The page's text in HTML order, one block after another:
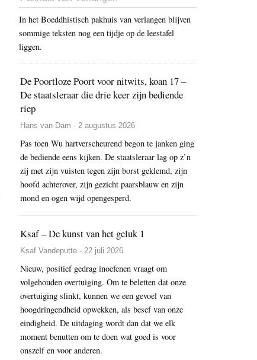
In het Boeddhistisch pakhuis van verlangen blijven
sommige teksten nog een tijdje op de leestafel
liggen.
De Poortloze Poort voor nitwits, koan 17 –
De staatsleraar die drie keer zijn bediende
riep
Hans van Dam - 2 augustus 2026
Pas toen Wu hartverscheurend begon te janken ging
de bediende eens kijken. De staatsleraar lag op z’n
zij met zijn vuisten tegen zijn borst geklemd, zijn
hoofd achterover, zijn gezicht paarsblauw en zijn
mond en ogen wijd opengesperd.
Ksaf – De kunst van het geluk 1
Ksaf Vandeputte - 22 juli 2026
Nieuw, positief gedrag inoefenen vraagt om
volgehouden overtuiging. Om te beletten dat onze
overtuiging slinkt, kunnen we een gevoel van
hoogdringendheid opwekken, als besef van onze
eindigheid. De uitdaging wordt dan dat we elk
moment benutten om te doen wat goed is voor
onszelf en voor anderen.